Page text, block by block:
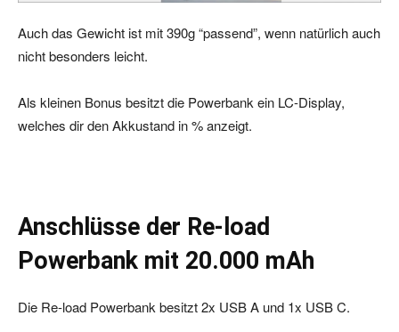
Auch das Gewicht ist mit 390g “passend”, wenn natürlich auch
nicht besonders leicht.
Als kleinen Bonus besitzt die Powerbank ein LC-Display,
welches dir den Akkustand in % anzeigt.
Anschlüsse der Re-load
Powerbank mit 20.000 mAh
Die Re-load Powerbank besitzt 2x USB A und 1x USB C.